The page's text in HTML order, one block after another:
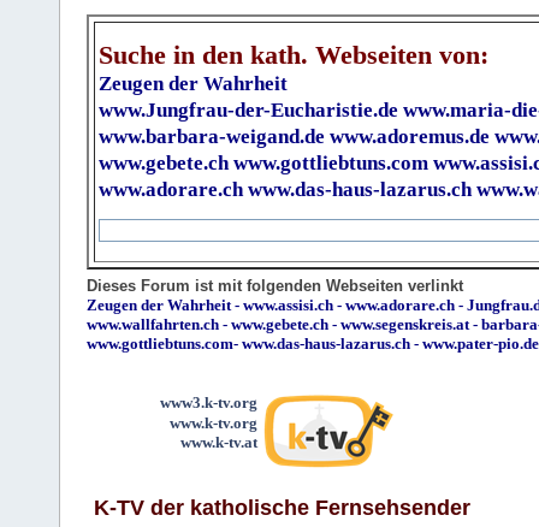
Suche in den kath. Webseiten von:
Zeugen der Wahrheit
www.Jungfrau-der-Eucharistie.de www.maria-
www.barbara-weigand.de www.adoremus.de
www.gebete.ch www.gottliebtuns.com
www.adorare.ch www.das-haus-lazarus.ch
Dieses Forum ist mit folgenden Webseiten verlinkt
Zeugen der Wahrheit - www.assisi.ch - www.adorare.ch -
www.wallfahrten.ch - www.gebete.ch - www.segenskreis.at -
www.gottliebtuns.com- www.das-haus-lazarus.ch - www.pater-pio.de
www3.k-tv.org
www.k-tv.org
www.k-tv.at
K-TV der katholische Fernsehsender